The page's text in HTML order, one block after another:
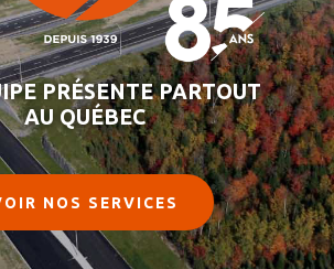
PRÉSENTE PARTOUT
AU QUÉBEC
NOS SERVICES